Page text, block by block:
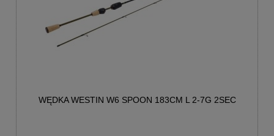
WĘDKA WESTIN W6 SPOON 183CM L 2-7G 2SEC